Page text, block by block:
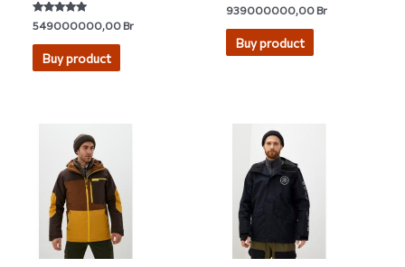
Rated
4.67
out of 5
549000000,00Br
Buy product
Rated
4.95
out of 5
939000000,00Br
Buy product